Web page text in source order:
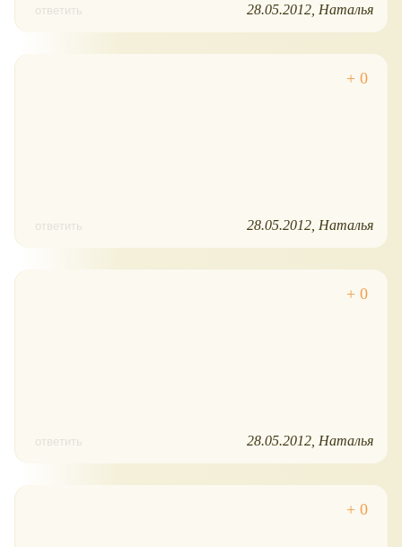
ответить 28.05.2012 Наталья
ответить 28.05.2012 Наталья
ответить 28.05.2012 Наталья